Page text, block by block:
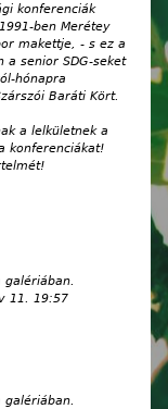
konferenciák
ben Merétey
makettje, - s ez a
senior SDG-seket
hónapra
Baráti Kört.
a lelkületnek a
konferenciákat!
galériában.
11. 19:57
galériában.